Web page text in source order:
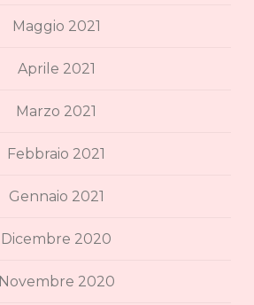
Maggio 2021
Aprile 2021
Marzo 2021
Febbraio 2021
Gennaio 2021
Dicembre 2020
Novembre 2020